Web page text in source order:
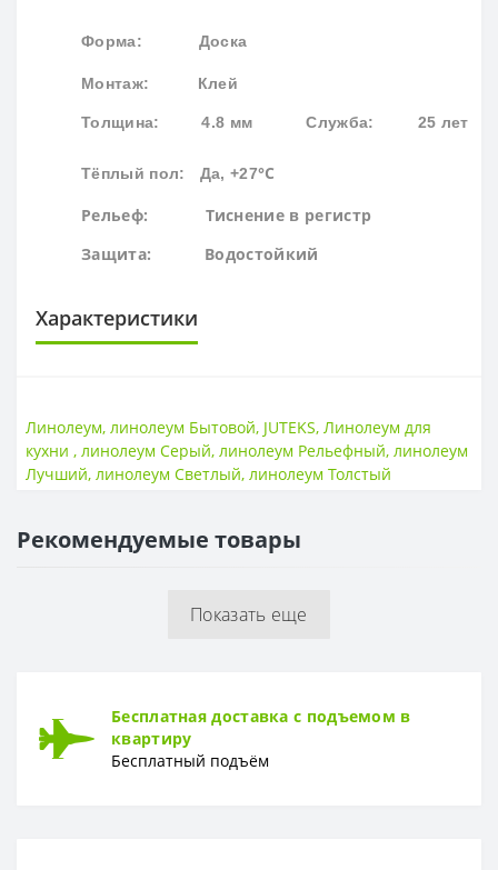
Форма: Доска
Монтаж: Клей
Толщина: 4.8 мм Служба: 25 лет
Тёплый пол: Да, +27°С
Рельеф: Тиснение в регистр
Защита: Водостойкий
Характеристики
Основа Пена + текстиль
ПОВЕРХНОСТЬ
ТОЛЩИНА
ТОЛЩИНА ЗАЩИТНОГО СЛОЯ
Устойчивость к воздействию мебели
Линолеум, линолеум Бытовой, JUTEKS, Линолеум для
кухни , линолеум Серый, линолеум Рельефный, линолеум
Лучший, линолеум Светлый, линолеум Толстый
Рекомендуемые товары
Показать еще
Бесплатная доставка с подъемом в
квартиру
Бесплатный подъём